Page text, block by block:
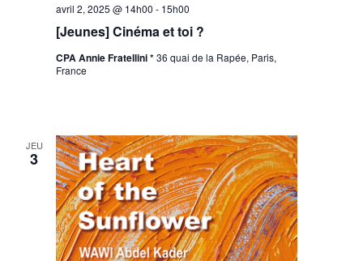
[Jeunes] Cinéma et toi ?
avril 2, 2025 @ 14h00 - 15h00
CPA Annie Fratellini *36 quai de la Rapée, Paris,
France
JEU
3